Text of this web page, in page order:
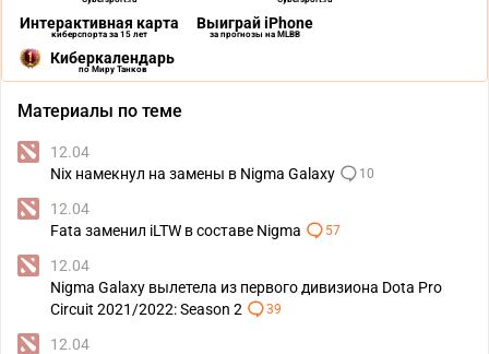
Интерактивная карта
киберспорта за 15 лет
Выиграй iPhone
за прогнозы на MLBB
Киберкалендарь
по Миру Танков
Материалы по теме
12.04
Nix намекнул на замены в Nigma Galaxy
10
12.04
Fata заменил iLTW в составе Nigma
57
12.04
Nigma Galaxy вылетела из первого дивизиона Dota Pro
Circuit 2021/2022: Season 2
39
12.04